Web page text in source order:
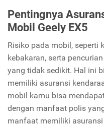
Pentingnya
Mobil Geely EX5
Risiko pada mobil, seperti
kebakaran, serta
yang tidak sedikit. Hal ini
memiliki asuransi
mobil kamu bisa
dengan manfaat polis
manfaat memiliki asuransi